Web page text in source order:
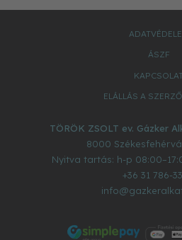
ÁSZF
KAPCSOLAT
ELÁLLÁS A
TÖRÖK ZSOLT ev. Gázker
8000
Nyitva tartás: h-p
+36 31 786-